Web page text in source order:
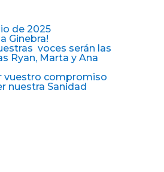
de 2025
Ginebra!
voces serán las
Ryan, Marta y Ana
vuestro compromiso
nuestra Sanidad